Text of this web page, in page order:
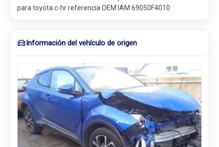
para toyota c-hr referencia OEM IAM 69050F4010
Información del vehículo de origen